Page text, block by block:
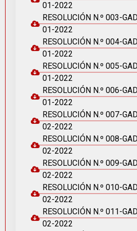
01-2022
RESOLUCIÓN N.º 003-
01-2022
RESOLUCIÓN N.º 004-
01-2022
RESOLUCIÓN N.º 005-
01-2022
RESOLUCIÓN N.º 006-
01-2022
RESOLUCIÓN N.º 007-
02-2022
RESOLUCIÓN N.º 008-
02-2022
RESOLUCIÓN N.º 009-
02-2022
RESOLUCIÓN N.º 010-
02-2022
RESOLUCIÓN N.º 011-
02-2022